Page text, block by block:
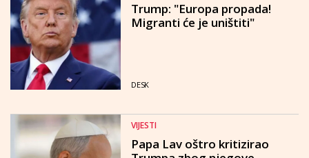
Trump: "Europa propada!
Migranti će je uništiti"
DESK
VIJESTI
Papa Lav oštro kritizirao